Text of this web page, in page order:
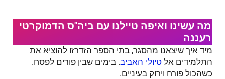
מה עשינו ואיפה טיילנו עם ביה"ס הדמוקרטי
רעננה
מיד איך שיצאנו מהסגר, בתי הספר הזדרזו להוציא את
התלמידים אל טיולי האביב. בימים שבין פורים לפסח.
כשהכול פורח וירוק בעיניים.